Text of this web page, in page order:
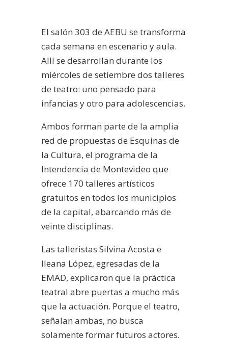
El salón 303 de AEBU se transforma
cada semana en escenario y aula.
Allí se desarrollan durante los
miércoles de setiembre dos talleres
de teatro: uno pensado para
infancias y otro para adolescencias.
Ambos forman parte de la amplia
red de propuestas de Esquinas de
la Cultura, el programa de la
Intendencia de Montevideo que
ofrece 170 talleres artísticos
gratuitos en todos los municipios
de la capital, abarcando más de
veinte disciplinas.
Las talleristas Silvina Acosta e
Ileana López, egresadas de la
EMAD, explicaron que la práctica
teatral abre puertas a mucho más
que la actuación. Porque el teatro,
señalan ambas, no busca
solamente formar futuros actores,